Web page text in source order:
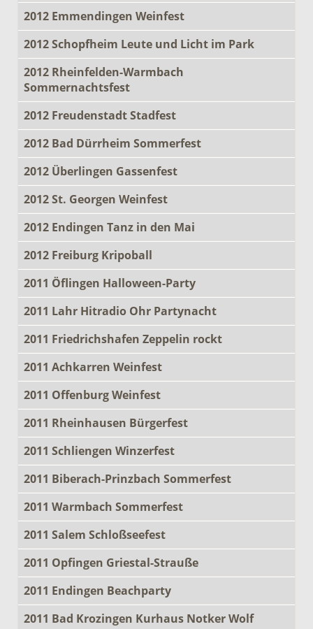
2012 Emmendingen Weinfest
2012 Schopfheim Leute und Licht im Park
2012 Rheinfelden-Warmbach
Sommernachtsfest
2012 Freudenstadt Stadfest
2012 Bad Dürrheim Sommerfest
2012 Überlingen Gassenfest
2012 St. Georgen Weinfest
2012 Endingen Tanz in den Mai
2012 Freiburg Kripoball
2011 Öflingen Halloween-Party
2011 Lahr Hitradio Ohr Partynacht
2011 Friedrichshafen Zeppelin rockt
2011 Achkarren Weinfest
2011 Offenburg Weinfest
2011 Rheinhausen Bürgerfest
2011 Schliengen Winzerfest
2011 Biberach-Prinzbach Sommerfest
2011 Warmbach Sommerfest
2011 Salem Schloßseefest
2011 Opfingen Griestal-Strauße
2011 Endingen Beachparty
2011 Bad Krozingen Kurhaus Notker Wolf